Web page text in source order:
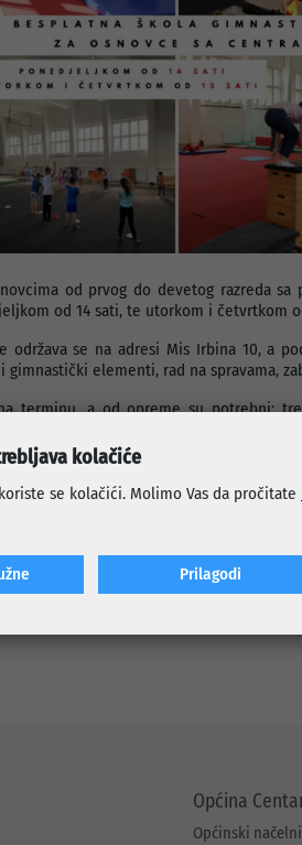
od prvog do devetog razreda sa
od 14 sati, te utorkom i četvrtkom
održava se na adresi Mis Irbina 10, a
elementi, rad na spravama,
terminu, a od opreme su potrebni:
većeg broja osnovaca, obzirom da su
razvojnom periodu djece. Također
motoričku strukturu pokreta kao
omogućiti postizanje boljih rezultata u
su profesori sporta i tjelesnog
vezane za besplatnu školu
Općina
Općinski
kolačiće
se kolačići. Molimo Vas da pročitate
Prilagodi